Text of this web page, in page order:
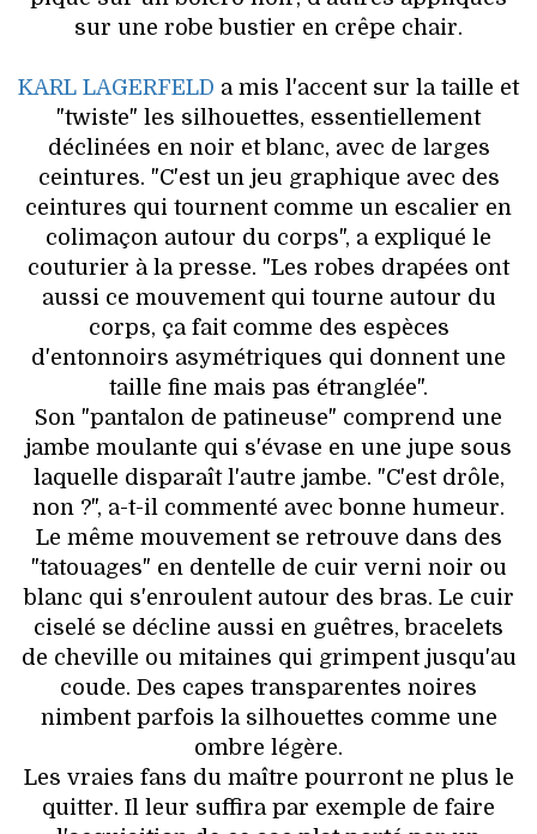
sur une robe bustier en crêpe chair.
KARL LAGERFELD a mis l'accent sur la taille et
"twiste" les silhouettes, essentiellement
déclinées en noir et blanc, avec de larges
ceintures. "C'est un jeu graphique avec des
ceintures qui tournent comme un escalier en
colimaçon autour du corps", a expliqué le
couturier à la presse. "Les robes drapées ont
aussi ce mouvement qui tourne autour du
corps, ça fait comme des espèces
d'entonnoirs asymétriques qui donnent une
taille fine mais pas étranglée".
Son "pantalon de patineuse" comprend une
jambe moulante qui s'évase en une jupe sous
laquelle disparaît l'autre jambe. "C'est drôle,
non ?", a-t-il commenté avec bonne humeur.
Le même mouvement se retrouve dans des
"tatouages" en dentelle de cuir verni noir ou
blanc qui s'enroulent autour des bras. Le cuir
ciselé se décline aussi en guêtres, bracelets
de cheville ou mitaines qui grimpent jusqu'au
coude. Des capes transparentes noires
nimbent parfois la silhouettes comme une
ombre légère.
Les vraies fans du maître pourront ne plus le
quitter. Il leur suffira par exemple de faire